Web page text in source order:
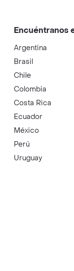
Encuéntranos
Argentina
Brasil
Chile
Colombia
Costa Rica
Ecuador
México
Perú
Uruguay